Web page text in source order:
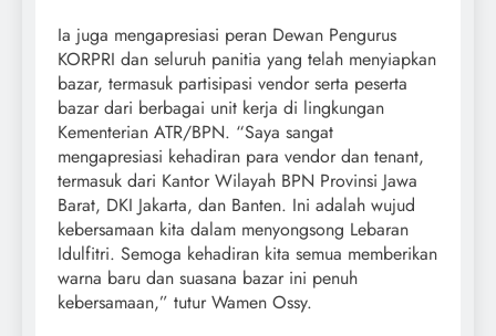
Ia juga mengapresiasi peran Dewan Pengurus
KORPRI dan seluruh panitia yang telah menyiapkan
bazar, termasuk partisipasi vendor serta peserta
bazar dari berbagai unit kerja di lingkungan
Kementerian ATR/BPN. “Saya sangat
mengapresiasi kehadiran para vendor dan tenant,
termasuk dari Kantor Wilayah BPN Provinsi Jawa
Barat, DKI Jakarta, dan Banten. Ini adalah wujud
kebersamaan kita dalam menyongsong Lebaran
Idulfitri. Semoga kehadiran kita semua memberikan
warna baru dan suasana bazar ini penuh
kebersamaan,” tutur Wamen Ossy.